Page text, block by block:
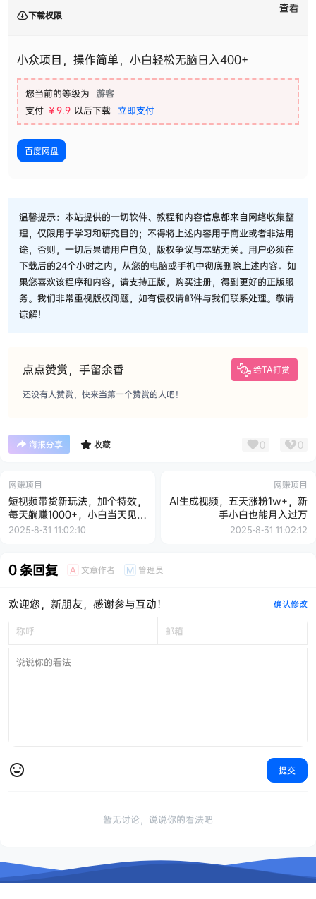
下载权限
查看
小众项目，操作简单，小白轻松无脑日入400+
您当前的等级为 游客
支付 ￥9.9 以后下载 立即支付
百度网盘
温馨提示：本站提供的一切软件、教程和内容信息都来自网络收集整
理，仅限用于学习和研究目的；不得将上述内容用于商业或者非法用
途，否则，一切后果请用户自负，版权争议与本站无关。用户必须在
下载后的24个小时之内，从您的电脑或手机中彻底删除上述内容。如
果您喜欢该程序和内容，请支持正版，购买注册，得到更好的正版服
务。我们非常重视版权问题，如有侵权请邮件与我们联系处理。敬请
谅解！
点点赞赏，手留余香 给TA打赏
还没有人赞赏，快来当第一个赞赏的人吧！
海报分享 收藏 0 0
网赚项目
短视频带货新玩法，加个特效，
每天躺赚1000+，小白当天见收
益【揭秘】
2025-8-31 11:02:10
网赚项目
AI生成视频，五天涨粉1w+，新
手小白也能月入过万
2025-8-31 11:02:12
0 条回复 A 文章作者 M 管理员
欢迎您，新朋友，感谢参与互动！ 确认修改
提交
暂无讨论，说说你的看法吧